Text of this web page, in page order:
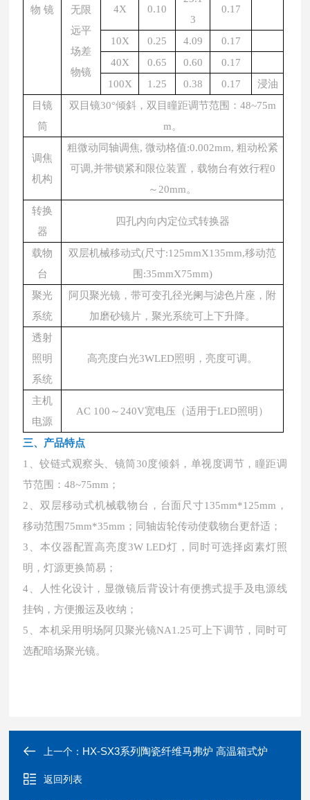
物 镜
无限
远平
场差
物镜
4X 0.10
3
0.17
10X 0.25 4.09
0.17
40X
0.65 0.60
0.17
100X
1.25 0.38 0.17
浸油
目镜
筒
双目镜30°倾斜，双目瞳距调节范围：48~75m
m。
调焦
机构
粗微动同轴调焦, 微动格值:0.002mm, 粗动松紧
可调,并带锁紧和限位装置，载物台有效行程0
～20mm。
转换
器
四孔内向内定位式转换器
载物
台
双层机械移动式(尺寸:125mmX135mm,移动范
围:35mmX75mm)
聚光
系统
阿贝聚光镜，带可变孔径光阑与滤色片座，附
加磨砂镜片，聚光系统可上下升降。
透射
照明
系统
高亮度白光3WLED照明，亮度可调。
主机
电源
AC 100～240V宽电压（适用于LED照明）
三、产品特点
1、铰链式观察头、镜筒30度倾斜，单视度调节，瞳距调
节范围：48~75mm；
2、双层移动式机械载物台，台面尺寸135mm*125mm，
移动范围75mm*35mm；同轴齿轮传动使载物台更舒适；
3、本仪器配置高亮度3W LED灯，同时可选择卤素灯照
明，灯源更换简易；
4、人性化设计，显微镜后背设计有便携式提手及电源线
挂钩，方便搬运及收纳；
5、本机采用明场阿贝聚光镜NA1.25可上下调节，同时可
选配暗场聚光镜。
上一个： HX-SX3系列陶瓷纤维马弗炉 高温箱式炉
返回列表